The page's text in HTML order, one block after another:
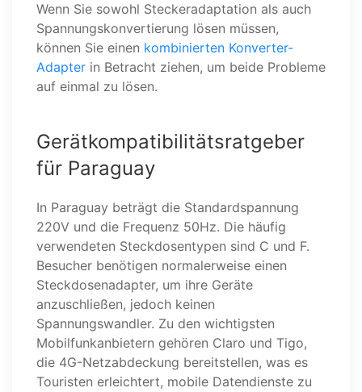
Wenn Sie sowohl Steckeradaptation als auch
Spannungskonvertierung lösen müssen,
können Sie einen kombinierten Konverter-
Adapter in Betracht ziehen, um beide Probleme
auf einmal zu lösen.
Gerätkompatibilitätsratgeber
für Paraguay
In Paraguay beträgt die Standardspannung
220V und die Frequenz 50Hz. Die häufig
verwendeten Steckdosentypen sind C und F.
Besucher benötigen normalerweise einen
Steckdosenadapter, um ihre Geräte
anzuschließen, jedoch keinen
Spannungswandler. Zu den wichtigsten
Mobilfunkanbietern gehören Claro und Tigo,
die 4G-Netzabdeckung bereitstellen, was es
Touristen erleichtert, mobile Datendienste zu